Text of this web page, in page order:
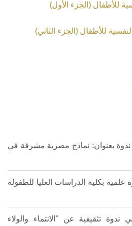
للأطفال (الجزء الأول)
للأطفال (الجزء الثاني)
بعنوان: نماذج مصرية مشرفة في
علمية بكلية الدراسات العليا للطفولة
تثقيفية عن "الانتماء والولاء